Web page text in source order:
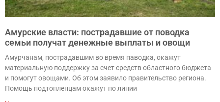
Амурские власти: пострадавшие от поводка
семьи получат денежные выплаты и овощи
Амурчанам, пострадавшим во время паводка, окажут
материальную поддержку за счет средств областного бюджета
и помогут овощами. Об этом заявило правительство региона.
Помощь подтопленцам окажут по линии